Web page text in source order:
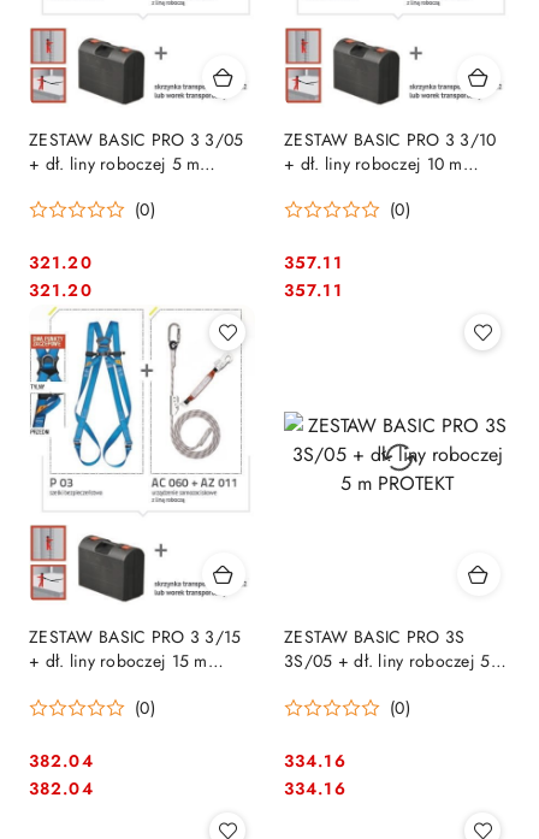
ZESTAW BASIC PRO 3 3/05
+ dł. liny roboczej 5 m
(0)
Cena:
321.20
Cena:
321.20
ZESTAW BASIC PRO 3 3/10
+ dł. liny roboczej 10 m
(0)
Cena:
357.11
Cena:
357.11
ZESTAW BASIC PRO 3 3/15
+ dł. liny roboczej 15 m
(0)
Cena:
382.04
Cena:
382.04
ZESTAW BASIC PRO 3S
3S/05 + dł. liny roboczej 5 m
(0)
Cena:
334.16
Cena:
334.16